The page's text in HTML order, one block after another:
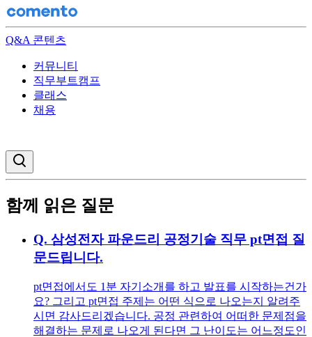
Q&A 콘텐츠
커뮤니티
직무부트캠프
클래스
채용
함께 읽은 질문
Q. 삼성전자 파운드리 공정기술 직무 pt면접 질
문드립니다.
pt면접에서도 1분 자기소개를 하고 발표를 시작하는건가
요? 그리고 pt면접 주제는 어떤 식으로 나오는지 알려주
시면 감사드리겠습니다. 공정 관련하여 어떠한 문제점을
해결하는 문제로 나오게 된다면 그 난이도는 어느정도인